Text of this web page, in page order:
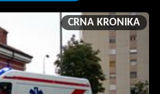
CRNA KRONIKA